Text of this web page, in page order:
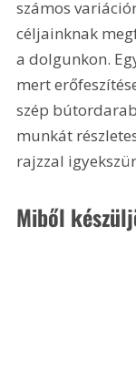
számos
céljainknak
a dolgunkon.
mert
szép
munkát
rajzzal
Miből